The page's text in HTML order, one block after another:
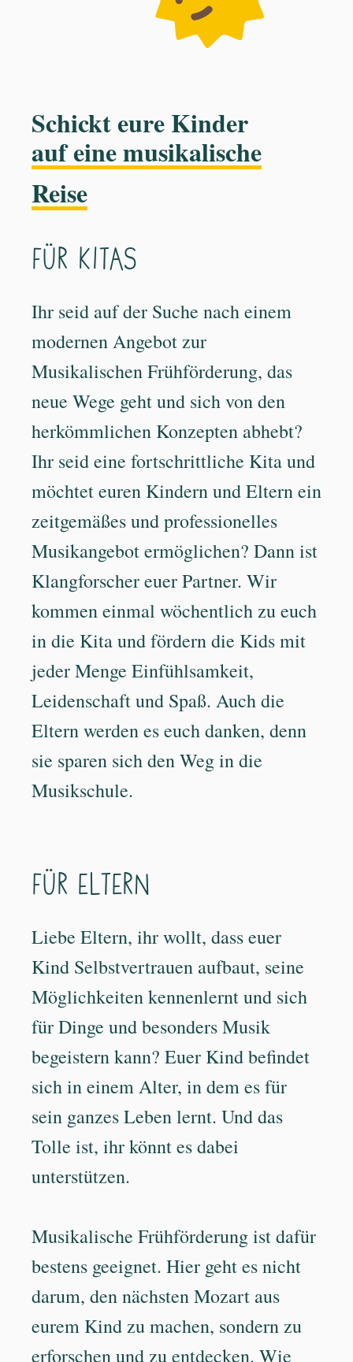
Schickt eure Kinder
auf eine musikalische
Reise
für Kitas
Ihr seid auf der Suche nach einem
modernen Angebot zur
Musikalischen Frühförderung, das
neue Wege geht und sich von den
herkömmlichen Konzepten abhebt?
Ihr seid eine fortschrittliche Kita und
möchtet euren Kindern und Eltern ein
zeitgemäßes und professionelles
Musikangebot ermöglichen? Dann ist
Klangforscher euer Partner. Wir
kommen einmal wöchentlich zu euch
in die Kita und fördern die Kids mit
jeder Menge Einfühlsamkeit,
Leidenschaft und Spaß. Auch die
Eltern werden es euch danken, denn
sie sparen sich den Weg in die
Musikschule.
Für Eltern
Liebe Eltern, ihr wollt, dass euer
Kind Selbstvertrauen aufbaut, seine
Möglichkeiten kennenlernt und sich
für Dinge und besonders Musik
begeistern kann? Euer Kind befindet
sich in einem Alter, in dem es für
sein ganzes Leben lernt. Und das
Tolle ist, ihr könnt es dabei
unterstützen.
Musikalische Frühförderung ist dafür
bestens geeignet. Hier geht es nicht
darum, den nächsten Mozart aus
eurem Kind zu machen, sondern zu
erforschen und zu entdecken. Wie